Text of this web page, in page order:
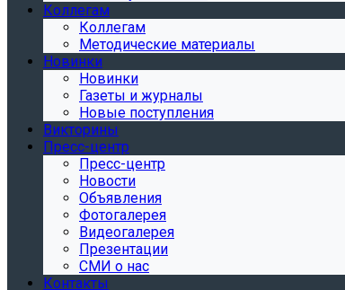
Коллегам
Коллегам
Методические материалы
Новинки
Новинки
Газеты и журналы
Новые поступления
Викторины
Пресс-центр
Пресс-центр
Новости
Объявления
Фотогалерея
Видеогалерея
Презентации
СМИ о нас
Контакты